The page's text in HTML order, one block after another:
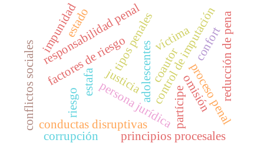
tipos penales
estafa
responsabilidad penal
persona jurídica
adolescentes
factores de riesgo
conductas disruptivas
conflictos sociales control de imputación
principios procesales
proceso penal
coautor
partícipeomisión
riesgo
víctima reducción de pena
impunidad
justicia
confort
corrupción
estado